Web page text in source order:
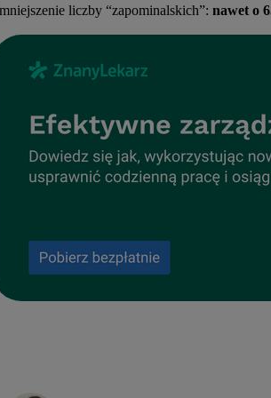
liczby “zapominalskich”: nawet o